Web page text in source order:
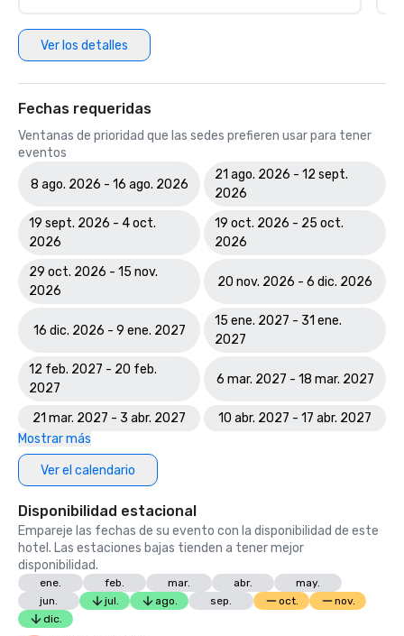
Ver los detalles
Fechas requeridas
Ventanas de prioridad que las sedes prefieren usar para tener
eventos
8 ago. 2026 - 16 ago. 2026
21 ago. 2026 - 12 sept.
2026
19 sept. 2026 - 4 oct.
2026
19 oct. 2026 - 25 oct.
2026
29 oct. 2026 - 15 nov.
2026
20 nov. 2026 - 6 dic. 2026
16 dic. 2026 - 9 ene. 2027
15 ene. 2027 - 31 ene.
2027
12 feb. 2027 - 20 feb.
2027
6 mar. 2027 - 18 mar. 2027
21 mar. 2027 - 3 abr. 2027
10 abr. 2027 - 17 abr. 2027
Mostrar más
Ver el calendario
Disponibilidad estacional
Empareje las fechas de su evento con la disponibilidad de este
hotel. Las estaciones bajas tienden a tener mejor
disponibilidad.
ene. feb. mar. abr.
may.
jun.
jul. ago. sep. oct.
nov.
dic.